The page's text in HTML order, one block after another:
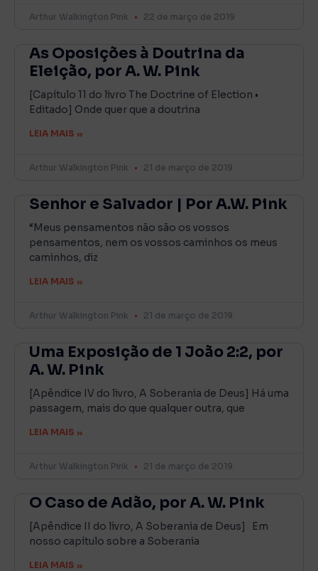
Arthur Walkington Pink 22 de março de 2019
As Oposições à Doutrina da
Eleição, por A. W. Pink
[Capítulo 11 do livro The Doctrine of Election •
Editado] Onde quer que a doutrina
LEIA MAIS »
Arthur Walkington Pink 21 de março de 2019
Senhor e Salvador | Por A.W. Pink
“Meus pensamentos não são os vossos
pensamentos, nem os vossos caminhos os meus
caminhos, diz
LEIA MAIS »
Arthur Walkington Pink 21 de março de 2019
Uma Exposição de 1 João 2:2, por
A. W. Pink
[Apêndice IV do livro, A Soberania de Deus] Há uma
passagem, mais do que qualquer outra, que
LEIA MAIS »
Arthur Walkington Pink 21 de março de 2019
O Caso de Adão, por A. W. Pink
[Apêndice II do livro, A Soberania de Deus] Em
nosso capítulo sobre a Soberania
LEIA MAIS »